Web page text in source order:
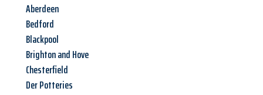
Aberdeen
Bedford
Blackpool
Brighton and Hove
Chesterfield
Der Potteries